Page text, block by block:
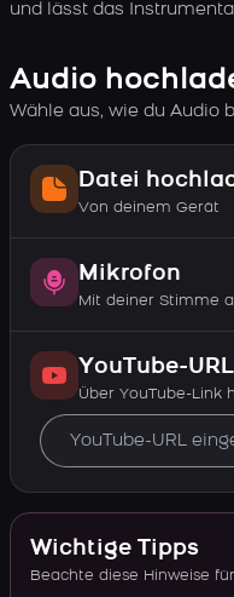
und lässt das
Audio
Wähle aus, wie du Audio
Datei
Von deinem Gerät
Mikrofon
Mit deiner Stimme
YouTube-URL
Über YouTube-Link
Wichtige Tipps
Beachte diese Hinweise